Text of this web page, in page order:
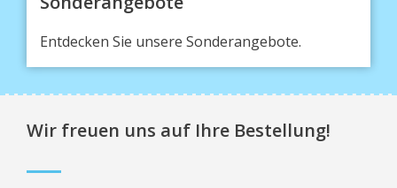
Entdecken Sie unsere Sonderangebote.
Wir freuen uns auf Ihre Bestellung!